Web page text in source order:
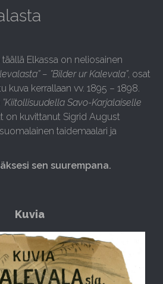
Elkassa on neliosainen
– ”Bilder ur Kalevala”, osat
kuva kerrallaan vv. 1895 – 1898.
”Kiitollisuudella Savo-Karjalaiselle
on kuvittanut Sigrid August
taidemaalari ja
sen suurempana.
Kuvia